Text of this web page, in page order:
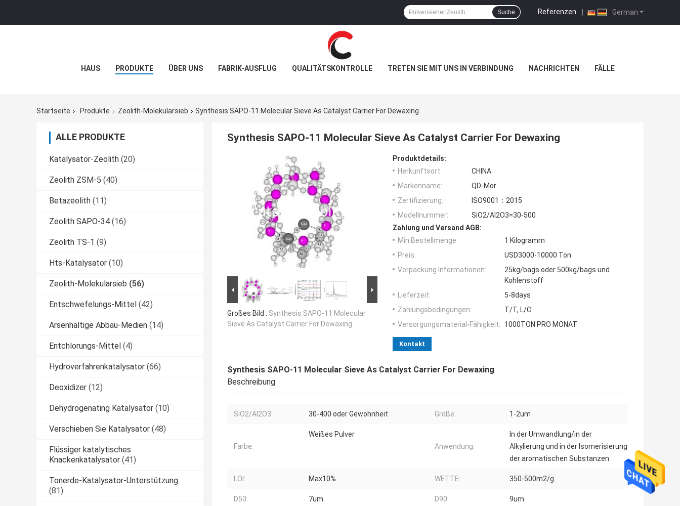
German
Referenzen |
Suche
HAUS PRODUKTE ÜBER UNS FABRIK-AUSFLUG QUALITÄTSKONTROLLE TRETEN SIE MIT UNS IN VERBINDUNG NACHRICHTEN FÄLLE
Startseite Produkte Zeolith-Molekularsieb Synthesis SAPO-11 Molecular Sieve As Catalyst Carrier For Dewaxing
ALLE PRODUKTE
Katalysator-Zeolith (20)
Zeolith ZSM-5 (40)
Betazeolith (11)
Zeolith SAPO-34 (16)
Zeolith TS-1 (9)
Hts-Katalysator (10)
Zeolith-Molekularsieb (56)
Entschwefelungs-Mittel (42)
Arsenhaltige Abbau-Medien (14)
Entchlorungs-Mittel (4)
Hydroverfahrenkatalysator (66)
Deoxidizer (12)
Dehydrogenating Katalysator (10)
Verschieben Sie Katalysator (48)
Flüssiger katalytisches
Knackenkatalysator (41)
Tonerde-Katalysator-Unterstützung
(81)
Synthesis SAPO-11 Molecular Sieve As Catalyst Carrier For Dewaxing
Großes Bild : Synthesis SAPO-11 Molecular
Sieve As Catalyst Carrier For Dewaxing
Produktdetails:
Herkunftsort:
CHINA
Markenname:
QD-Mor
Zertifizierung:
ISO9001：2015
Modellnummer:
SiO2/Al2O3=30-500
Zahlung und Versand AGB:
Min Bestellmenge:
1 Kilogramm
Preis:
USD3000-10000 Ton
Verpackung Informationen:
25kg/bags oder 500kg/bags und
Kohlenstoff
Lieferzeit:
5-8days
Zahlungsbedingungen:
T/T, L/C
Versorgungsmaterial-Fähigkeit:
1000TON PRO MONAT
Kontakt
Synthesis SAPO-11 Molecular Sieve As Catalyst Carrier For Dewaxing
Beschreibung
SiO2/Al2O3: 30-400 oder Gewohnheit Größe: 1-2um
Farbe:
Weißes Pulver
Anwendung:
In der Umwandlung/in der
Alkylierung und in der Isomerisierung
der aromatischen Substanzen
LOI: Max10% WETTE: 350-500m2/g
D50: 7um D90: 9um